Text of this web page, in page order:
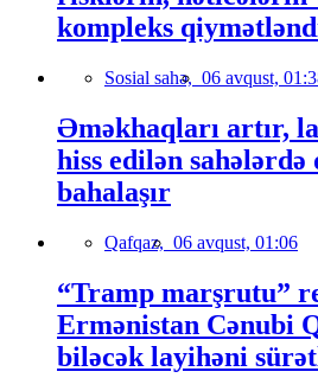
kompleks
Sosial sahə, 06 avqust,
Əməkhaqları artır,
hiss edilən sahələrdə
bahalaşır
Qafqaz, 06 avqust, 01:06
“Tramp marşrutu”
Ermənistan Cənubi
biləcək layihəni